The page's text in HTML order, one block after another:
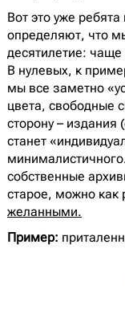
Вот это уже
определяют, что
десятилетие: чаще
В нулевых, к
мы все заметно
цвета, свободные
сторону –
станет
собственные
старое, можно как
желанными.
Пример: